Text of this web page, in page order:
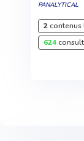
PANALYTICAL
2contenus
624